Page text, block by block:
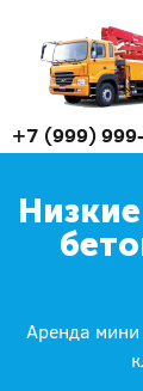
+7 (999)
Аренда